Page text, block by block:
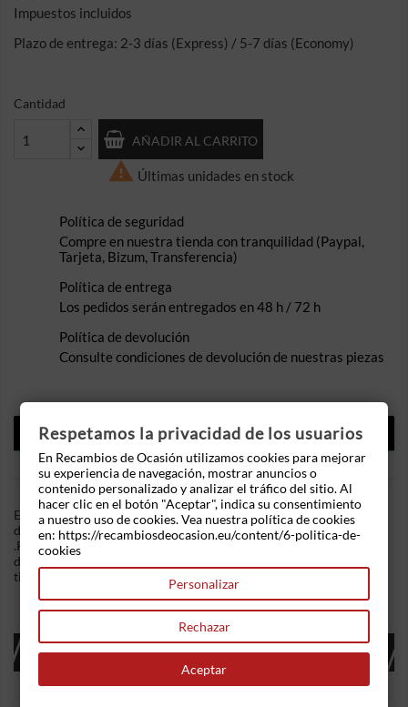
Impuestos incluidos
Plazo de entrega: 2-3 días (Express) / 5-7 días (Economy)
Cantidad
AÑADIR AL CARRITO
 Últimas unidades en stock
Política de seguridad
Compre en nuestra tienda con tranquilidad (Paypal,
Tarjeta, Bizum, Transferencia)
Política de entrega
Los pedidos serán entregados en 48 h / 72 h
Política de devolución
Consulte condiciones de devolución de nuestras piezas
DESCRIPCIÓN
DETALLES DEL PRODUCTO
En Recambios de Ocasion disponemos de Mando elevalunas
delantero izquierdo Citroen BX (1982-1993) 16 TRS (94 cv)
.Referencia Interna: 03300908492050. Valido paravelevalunas
derecho o izquierdo. Ademas, disponemos de mas recambios, si
tiene cualquier duda consultenos.
16 OTROS PRODUCTOS EN LA MISMA
CATEGORÍA:
Respetamos la privacidad de los usuarios
En Recambios de Ocasión utilizamos cookies para mejorar
su experiencia de navegación, mostrar anuncios o
contenido personalizado y analizar el tráfico del sitio. Al
hacer clic en el botón "Aceptar", indica su consentimiento
a nuestro uso de cookies. Vea nuestra política de cookies
en: https://recambiosdeocasion.eu/content/6-politica-de-
cookies
Personalizar
Rechazar
Aceptar